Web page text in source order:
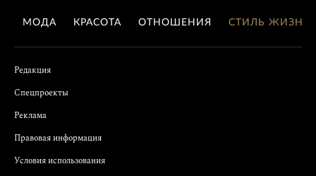
МОДА КРАСОТА ОТНОШЕНИЯ СТИЛЬ ЖИЗНИ
Редакция
Спецпроекты
Реклама
Правовая информация
Условия использования